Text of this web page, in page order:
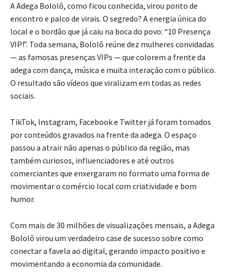
A Adega Bololô, como ficou conhecida, virou ponto de
encontro e palco de virais. O segredo? A energia única do
local e o bordão que já caiu na boca do povo: “10 Presença
VIP!”. Toda semana, Bololô reúne dez mulheres convidadas
— as famosas presenças VIPs — que colorem a frente da
adega com dança, música e muita interação com o público.
O resultado são vídeos que viralizam em todas as redes
sociais.
TikTok, Instagram, Facebook e Twitter já foram tomados
por conteúdos gravados na frente da adega. O espaço
passou a atrair não apenas o público da região, mas
também curiosos, influenciadores e até outros
comerciantes que enxergaram no formato uma forma de
movimentar o comércio local com criatividade e bom
humor.
Com mais de 30 milhões de visualizações mensais, a Adega
Bololô virou um verdadeiro case de sucesso sobre como
conectar a favela ao digital, gerando impacto positivo e
movimentando a economia da comunidade.